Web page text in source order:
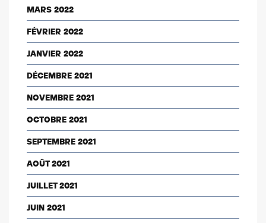
MARS 2022
FÉVRIER 2022
JANVIER 2022
DÉCEMBRE 2021
NOVEMBRE 2021
OCTOBRE 2021
SEPTEMBRE 2021
AOÛT 2021
JUILLET 2021
JUIN 2021